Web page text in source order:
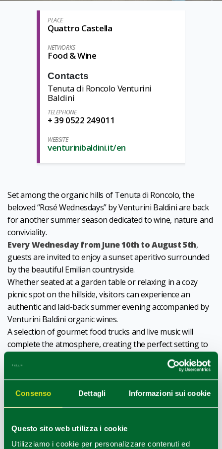
Consenso Dettagli Informazioni sui cookie
Questo sito web utilizza i cookie
Utilizziamo i cookie per personalizzare contenuti ed
PLACE
Quattro Castella
NETWORKS
Food & Wine
Contacts
Tenuta di Roncolo Venturini
Baldini
TELEPHONE
+ 39 0522 249011
WEBSITE
venturinibaldini.it/en
Set among the organic hills of Tenuta di Roncolo, the
beloved “Rosé Wednesdays” by Venturini Baldini are back
for another summer season dedicated to wine, nature and
conviviality.
Every Wednesday from June 10th to August 5th,
guests are invited to enjoy a sunset aperitivo surrounded
by the beautiful Emilian countryside.
Whether seated at a garden table or relaxing in a cozy
picnic spot on the hillside, visitors can experience an
authentic and laid-back summer evening accompanied by
Venturini Baldini organic wines.
A selection of gourmet food trucks and live music will
complete the atmosphere, creating the perfect setting to
An unmissable event for anyone looking to enjoy fine
wine, local flavors and breathtaking views in a unique and
welcoming location.
For more informations and reservation,click here.